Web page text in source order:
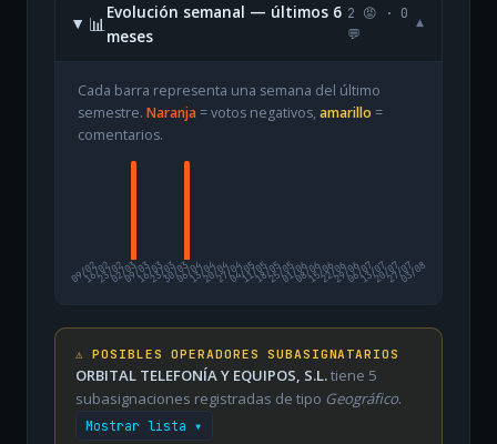
📊
Evolución semanal — últimos 6
meses
2 😡 · 0
💬
▾
Cada barra representa una semana del último
semestre. Naranja= votos negativos, amarillo =
comentarios.
09/02
16/0223/0202/0309/0316/0323/0330/0306/0413/0420/0427/0404/0511/0518/0525/0501/0608/0615/0622/0629/0606/0713/0720/0727/07
03/08
⚠️ POSIBLES OPERADORES SUBASIGNATARIOS
ORBITAL TELEFONÍA Y EQUIPOS, S.L.tiene 5
subasignaciones registradas de tipo Geográfico.
Mostrar lista ▾